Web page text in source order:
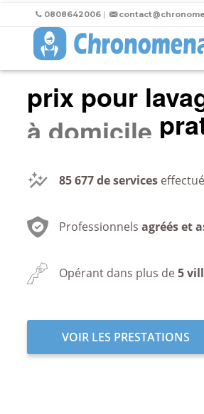
0808642006 |
prix pour
au bureau
85 677de services
Professionnels agréés et
Opérant dans plus de5
VOIR LES PRESTATIONS